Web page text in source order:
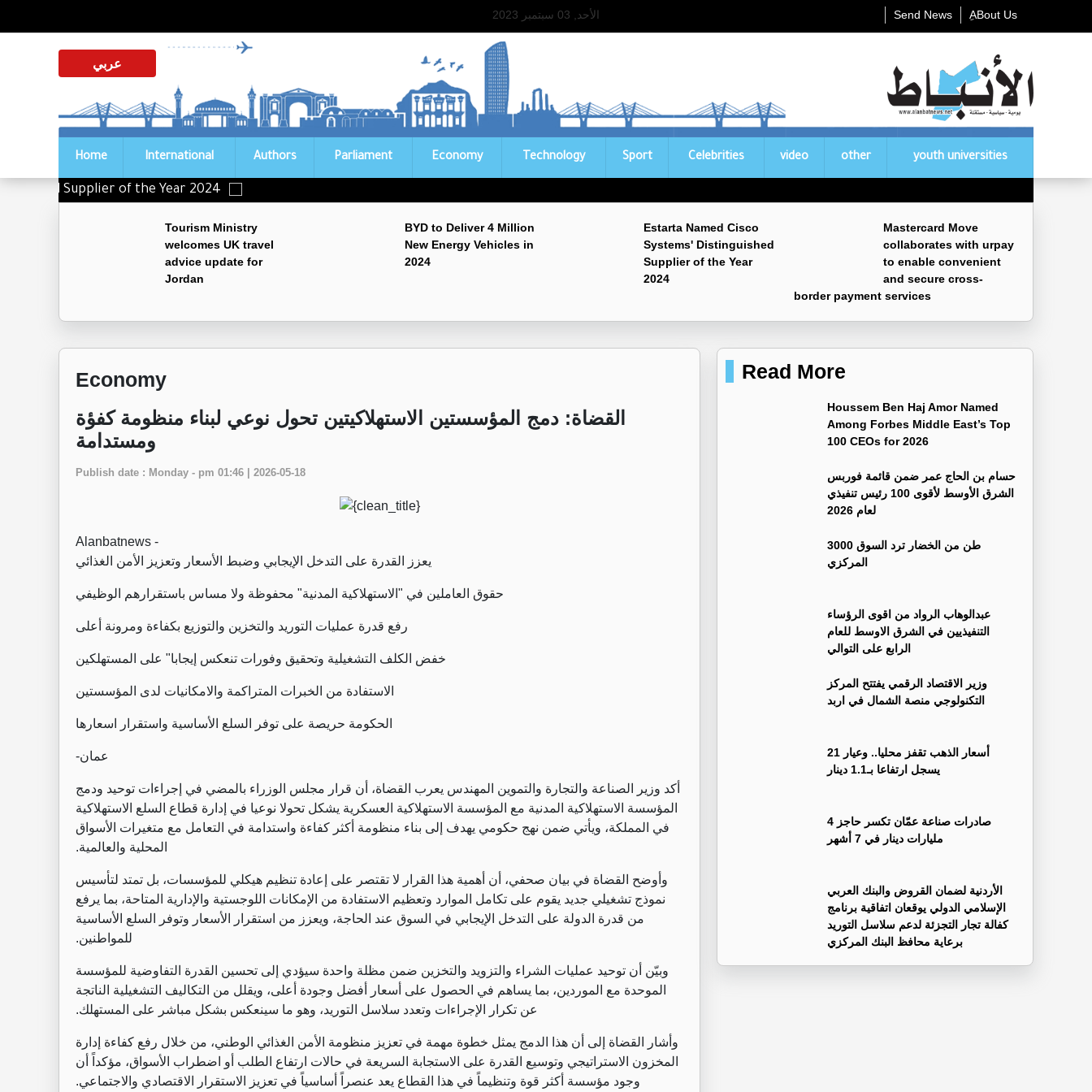
الأحد, 03 سبتمبر 2023 ِABout Us Send News
عربي
Home International Authors Parliament Economy Technology Sport Celebrities video other youth universities
Supplier of the Year 2024
Tourism Ministry
welcomes UK travel
advice update for
Jordan
BYD to Deliver 4 Million
New Energy Vehicles in
2024
Estarta Named Cisco
Systems' Distinguished
Supplier of the Year
2024
Mastercard Move
collaborates with urpay
to enable convenient
and secure cross-
border payment services
Economy
القضاة: دمج المؤسستين الاستهلاكيتين تحول نوعي لبناء منظومة كفؤة
ومستدامة
Publish date : Monday - pm 01:46 | 2026-05-18
Alanbatnews -
يعزز القدرة على التدخل الإيجابي وضبط الأسعار وتعزيز الأمن الغذائي
حقوق العاملين في "الاستهلاكية المدنية" محفوظة ولا مساس باستقرارهم الوظيفي
رفع قدرة عمليات التوريد والتخزين والتوزيع بكفاءة ومرونة أعلى
خفض الكلف التشغيلية وتحقيق وفورات تنعكس إيجابا" على المستهلكين
الاستفادة من الخبرات المتراكمة والامكانيات لدى المؤسستين
الحكومة حريصة على توفر السلع الأساسية واستقرار اسعارها
عمان-
أكد وزير الصناعة والتجارة والتموين المهندس يعرب القضاة، أن قرار مجلس الوزراء بالمضي في إجراءات توحيد ودمج
المؤسسة الاستهلاكية المدنية مع المؤسسة الاستهلاكية العسكرية يشكل تحولا نوعيا في إدارة قطاع السلع الاستهلاكية
في المملكة، ويأتي ضمن نهج حكومي يهدف إلى بناء منظومة أكثر كفاءة واستدامة في التعامل مع متغيرات الأسواق
المحلية والعالمية.
وأوضح القضاة في بيان صحفي، أن أهمية هذا القرار لا تقتصر على إعادة تنظيم هيكلي للمؤسسات، بل تمتد لتأسيس
نموذج تشغيلي جديد يقوم على تكامل الموارد وتعظيم الاستفادة من الإمكانات اللوجستية والإدارية المتاحة، بما يرفع
من قدرة الدولة على التدخل الإيجابي في السوق عند الحاجة، ويعزز من استقرار الأسعار وتوفر السلع الأساسية
للمواطنين.
وبيّن أن توحيد عمليات الشراء والتزويد والتخزين ضمن مظلة واحدة سيؤدي إلى تحسين القدرة التفاوضية للمؤسسة
الموحدة مع الموردين، بما يساهم في الحصول على أسعار أفضل وجودة أعلى، ويقلل من التكاليف التشغيلية الناتجة
عن تكرار الإجراءات وتعدد سلاسل التوريد، وهو ما سينعكس بشكل مباشر على المستهلك.
وأشار القضاة إلى أن هذا الدمج يمثل خطوة مهمة في تعزيز منظومة الأمن الغذائي الوطني، من خلال رفع كفاءة إدارة
المخزون الاستراتيجي وتوسيع القدرة على الاستجابة السريعة في حالات ارتفاع الطلب أو اضطراب الأسواق، مؤكداً أن
وجود مؤسسة أكثر قوة وتنظيماً في هذا القطاع يعد عنصراً أساسياً في تعزيز الاستقرار الاقتصادي والاجتماعي.
Read More
Houssem Ben Haj Amor Named
Among Forbes Middle East’s Top
100 CEOs for 2026
حسام بن الحاج عمر ضمن قائمة فوربس
الشرق الأوسط لأقوى 100 رئيس تنفيذي
لعام 2026
3000 طن من الخضار ترد السوق
المركزي
عبدالوهاب الرواد من اقوى الرؤساء
التنفيذيين في الشرق الاوسط للعام
الرابع على التوالي
وزير الاقتصاد الرقمي يفتتح المركز
التكنولوجي منصة الشمال في اربد
أسعار الذهب تقفز محليا.. وعيار 21
يسجل ارتفاعا بـ1.1 دينار
صادرات صناعة عمّان تكسر حاجز 4
مليارات دينار في 7 أشهر
الأردنية لضمان القروض والبنك العربي
الإسلامي الدولي يوقعان اتفاقية برنامج
كفالة تجار التجزئة لدعم سلاسل التوريد
برعاية محافظ البنك المركزي